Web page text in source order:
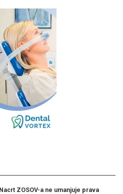
ZOSOV-a ne umanjuje prava